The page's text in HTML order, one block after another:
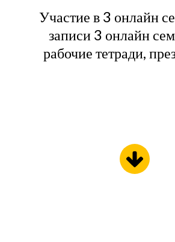
Участие в 3 онлайн
записи 3 онлайн
рабочие тетради,